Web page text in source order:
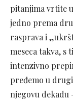
pitanjima vrtite
jedno prema
rasprava i
meseca takva, s
intenzivno
pređemo u
njegovu dekadu